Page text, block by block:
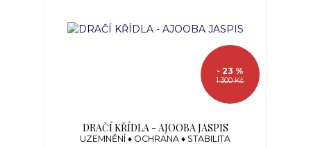
1 300 Kč
- 23 %
DRAČÍ KŘÍDLA - AJOOBA JASPIS
UZEMNĚNÍ ♦ OCHRANA ♦ STABILITA